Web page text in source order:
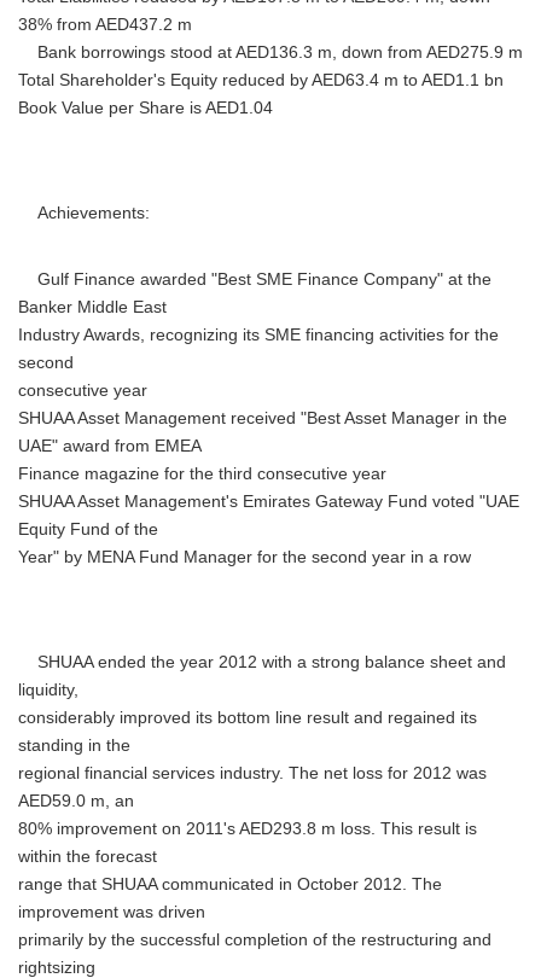
38% from AED437.2 m
Bank borrowings stood at AED136.3 m, down from AED275.9 m
Total Shareholder's Equity reduced by AED63.4 m to AED1.1 bn
Book Value per Share is AED1.04
Achievements:
Gulf Finance awarded "Best SME Finance Company" at the
Banker Middle East
Industry Awards, recognizing its SME financing activities for the
second
consecutive year
SHUAA Asset Management received "Best Asset Manager in the
UAE" award from EMEA
Finance magazine for the third consecutive year
SHUAA Asset Management's Emirates Gateway Fund voted "UAE
Equity Fund of the
Year" by MENA Fund Manager for the second year in a row
SHUAA ended the year 2012 with a strong balance sheet and
liquidity,
considerably improved its bottom line result and regained its
standing in the
regional financial services industry. The net loss for 2012 was
AED59.0 m, an
80% improvement on 2011's AED293.8 m loss. This result is
within the forecast
range that SHUAA communicated in October 2012. The
improvement was driven
primarily by the successful completion of the restructuring and
rightsizing